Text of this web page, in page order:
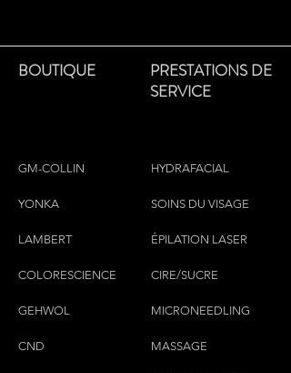
BOUTIQUE
PRESTATIONS DE
SERVICE
GM-COLLIN
YONKA
LAMBERT
COLORESCIENCE
GEHWOL
CND
HYDRAFACIAL
SOINS DU VISAGE
ÉPILATION LASER
CIRE/SUCRE
MICRONEEDLING
MASSAGE